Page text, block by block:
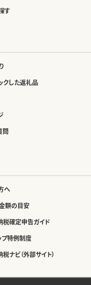
す
クした返礼品
問
へ
額の目安
税確定申告ガイド
プ特例制度
ナビ（外部サイト）